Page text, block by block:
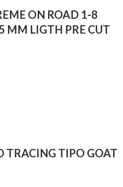
ON ROAD 1-8
MM LIGTH PRE CUT
TRACING TIPO GOAT